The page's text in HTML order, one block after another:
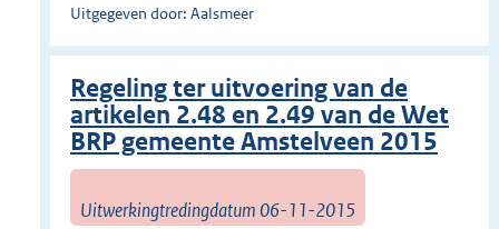
Uitgegeven door: Aalsmeer
Regeling ter uitvoering van de
artikelen 2.48 en 2.49 van de Wet
BRP gemeente Amstelveen 2015
Uitwerkingtredingdatum 06-11-2015